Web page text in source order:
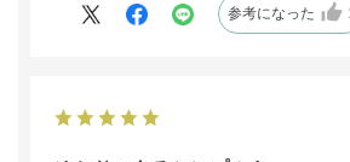
参考になった